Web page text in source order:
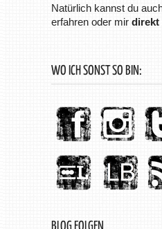
Natürlich kannst du
erfahren oder mir direkt
WO ICH SONST SO BIN: